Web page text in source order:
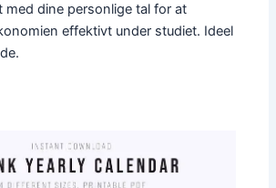
med dine personlige tal for at
effektivt under studiet. Ideel